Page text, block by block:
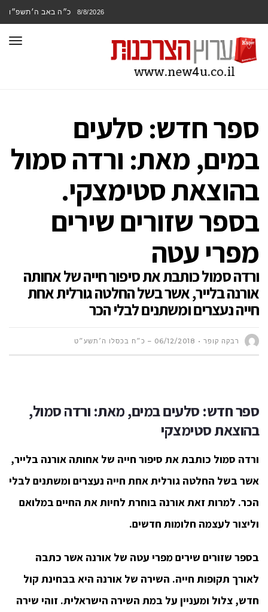
8/8/2026 כ״ה באב ה׳תשפ״ו
ספר חדש: סלעים
במים, מאת: ורדה סמול
בהוצאת סטימצקי.
בספר שזורים שירים
מפרי עטה
ורדה סמול כותבת את סיפור חייה של אחותה
אורנה בלייר, אשר בשל החלטה גורלית אחת
חייה נעצרים ומשתנים לבלי הכר
רבקה קופר 06/12/2018 – כ״ח בכסלו ה׳תשע״ט
ספר חדש: סלעים במים,מאת: ורדה סמול,
בהוצאת סטימצקי
ורדה סמול כותבת את סיפור חייה של אחותה אורנה בלייר,
אשר בשל החלטה גורלית אחת חייה נעצרים ומשתנים לבלי
הכר. למרות זאת אורנה בוחרת לחיות את החיים במלואם
וליצור לעצמה חלומות חדשים.
בספר שזורים שירים מפרי עטה של אורנה אשר כתבה
לאורך תקופות חייה. השירה של אורנה היא בבחינת קול
חדש, צלול ומעניין על במת השירה הישראלית. זוהי שירה